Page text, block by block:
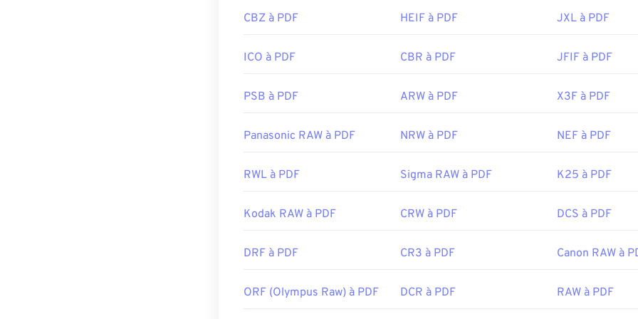
CBZ à PDF HEIF à PDF JXL à PDF
ICO à PDF CBR à PDF JFIF à PDF
PSB à PDF ARW à PDF X3F à PDF
Panasonic RAW à PDF NRW à PDF NEF à PDF
RWL à PDF Sigma RAW à PDF K25 à PDF
Kodak RAW à PDF CRW à PDF DCS à PDF
DRF à PDF CR3 à PDF Canon RAW à
ORF (Olympus Raw) à PDF DCR à PDF RAW à PDF